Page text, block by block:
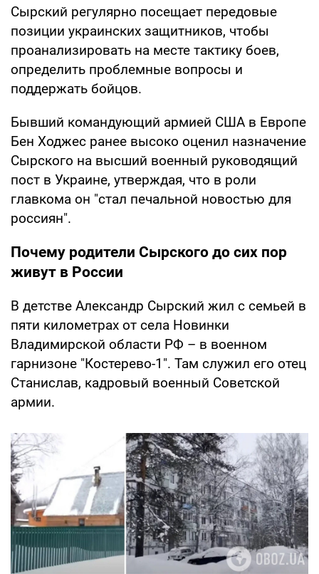
Сырский регулярно посещает передовые
позиции украинских защитников, чтобы
проанализировать на месте тактику боев,
определить проблемные вопросы и
поддержать бойцов.
Бывший командующий армией США в Европе
Бен Ходжес ранее высоко оценил назначение
Сырского на высший военный руководящий
пост в Украине, утверждая, что в роли
главкома он "стал печальной новостью для
россиян".
Почему родители Сырского до сих пор
живут в России
В детстве Александр Сырский жил с семьей в
пяти километрах от села Новинки
Владимирской области РФ – в военном
гарнизоне "Костерево-1". Там служил его отец
Станислав, кадровый военный Советской
армии.